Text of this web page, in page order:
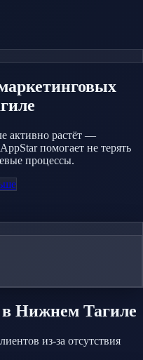
активно растёт —
помогает не терять
процессы.
в Нижнем Тагиле
из-за отсутствия